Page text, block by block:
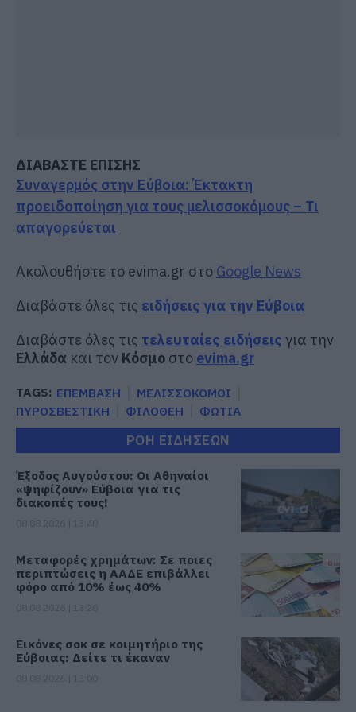
ΔΙΑΒΑΣΤΕ ΕΠΙΣΗΣ
Συναγερμός στην Εύβοια: Έκτακτη
προειδοποίηση για τους μελισσοκόμους – Τι
απαγορεύεται
Ακολουθήστε το evima.gr στο Google News
Διαβάστε όλες τις ειδήσεις για την Εύβοια
Διαβάστε όλες τις τελευταίες ειδήσεις για την
Ελλάδα και τον Κόσμο στο evima.gr
TAGS: ΕΠΕΜΒΑΣΗ
ΜΕΛΙΣΣΟΚΟΜΟΙ
ΠΥΡΟΣΒΕΣΤΙΚΗ
ΦΙΛΟΘΕΗ ΦΩΤΙΑ
ΡΟΗ ΕΙΔΗΣΕΩΝ
Έξοδος Αυγούστου: Οι Αθηναίοι
«ψηφίζουν» Εύβοια για τις
διακοπές τους!
Μεταφορές χρημάτων: Σε ποιες
περιπτώσεις η ΑΑΔΕ επιβάλλει
φόρο από 10% έως 40%
Εικόνες σοκ σε κοιμητήριο της
Εύβοιας: Δείτε τι έκαναν